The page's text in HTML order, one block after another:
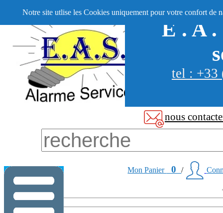
Notre site utlise les Cookies uniquement pour votre confort de
E . A
tel : +33
nous
Mon Panier 0/